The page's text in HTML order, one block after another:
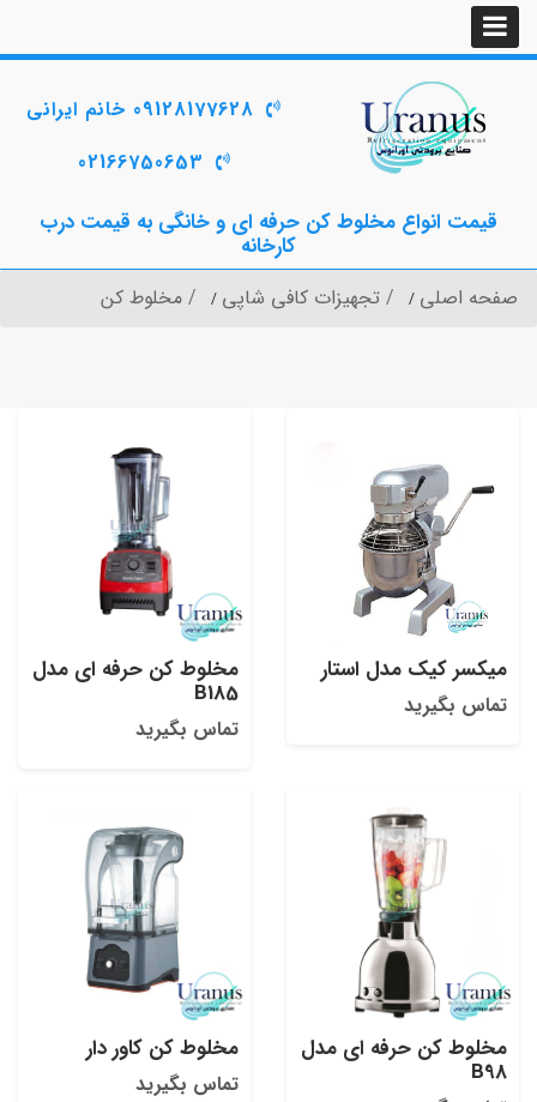
قیمت انواع مخلوط کن حرفه ای و خانگی به قیمت درب
کارخانه
09128177628 خانم ایرانی
02166750653
صفحه اصلی تجهیزات کافی شاپی مخلوط کن
میکسر کیک مدل استار
تماس بگیرید
مخلوط کن حرفه ای مدل
B185
تماس بگیرید
مخلوط کن حرفه ای مدل
B98
مخلوط کن کاور دار
تماس بگیرید